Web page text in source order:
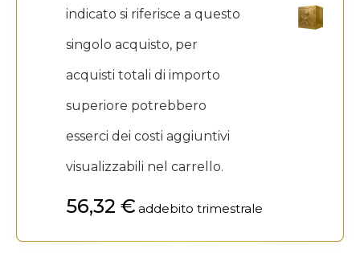
indicato si riferisce a questo
singolo acquisto, per
acquisti totali di importo
superiore potrebbero
esserci dei costi aggiuntivi
visualizzabili nel carrello.
56,32 € addebito trimestrale